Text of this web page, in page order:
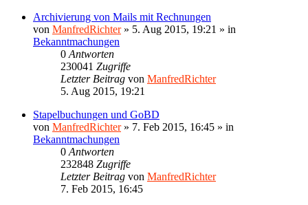
Archivierung von Mails mit Rechnungen
von ManfredRichter» 5. Aug 2015, 19:21 » in
Bekanntmachungen
0 Antworten
230041 Zugriffe
Letzter Beitrag von ManfredRichter
5. Aug 2015, 19:21
Stapelbuchungen und GoBD
von ManfredRichter» 7. Feb 2015, 16:45 » in
Bekanntmachungen
0 Antworten
232848 Zugriffe
Letzter Beitrag von ManfredRichter
7. Feb 2015, 16:45